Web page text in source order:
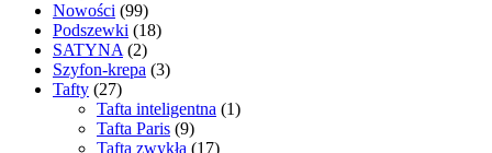
Nowości (99)
Podszewki (18)
SATYNA (2)
Szyfon-krepa (3)
Tafty (27)
Tafta inteligentna (1)
Tafta Paris (9)
Tafta zwykła (17)